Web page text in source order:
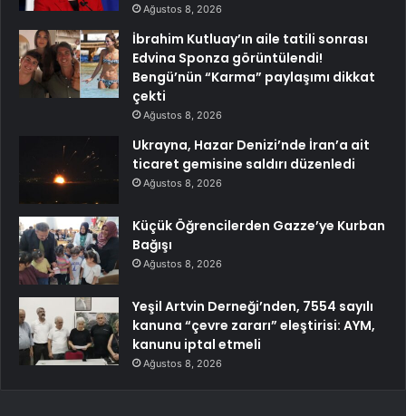
Ağustos 8, 2026
İbrahim Kutluay’ın aile tatili sonrası
Edvina Sponza görüntülendi!
Bengü’nün “Karma” paylaşımı dikkat
çekti
Ağustos 8, 2026
Ukrayna, Hazar Denizi’nde İran’a ait
ticaret gemisine saldırı düzenledi
Ağustos 8, 2026
Küçük Öğrencilerden Gazze’ye Kurban
Bağışı
Ağustos 8, 2026
Yeşil Artvin Derneği’nden, 7554 sayılı
kanuna “çevre zararı” eleştirisi: AYM,
kanunu iptal etmeli
Ağustos 8, 2026